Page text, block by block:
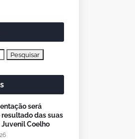
será
resultado das suas
Juvenil Coelho